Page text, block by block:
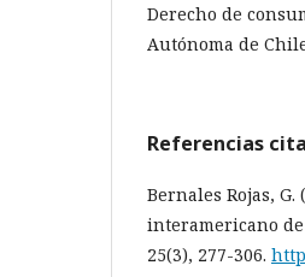
Derecho de
Autónoma de
Referencias
Bernales Rojas,
interamericano
25(3), 277-306.